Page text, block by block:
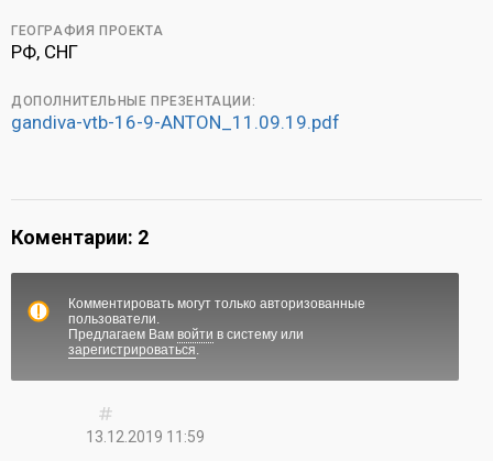
ГЕОГРАФИЯ ПРОЕКТА
РФ, СНГ
ДОПОЛНИТЕЛЬНЫЕ ПРЕЗЕНТАЦИИ:
gandiva-vtb-16-9-ANTON_11.09.19.pdf
Коментарии: 2
Комментировать могут только авторизованные
пользователи.
Предлагаем Вам войти в систему или
зарегистрироваться.
13.12.2019 11:59